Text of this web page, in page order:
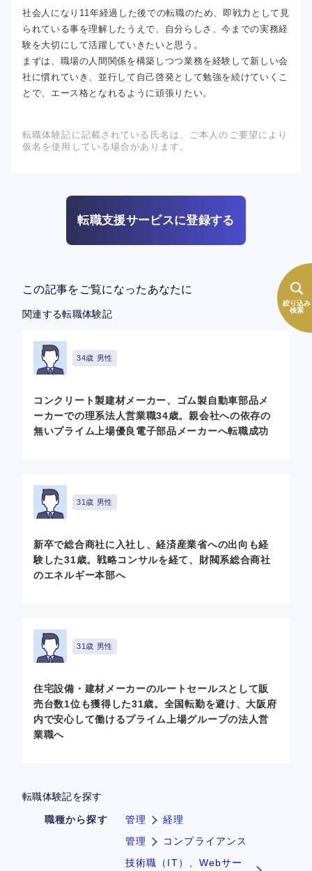
絞り込み
検索
社会人になり11年経過した後での転職のため、即戦力として見
られている事を理解したうえで、自分らしさ、今までの実務経
験を大切にして活躍していきたいと思う。
まずは、職場の人間関係を構築しつつ業務を経験して新しい会
社に慣れていき、並行して自己啓発として勉強を続けていくこ
とで、エース格となれるように頑張りたい。
転職体験記に記載されている氏名は、ご本人のご要望により
仮名を使用している場合があります。
転職支援サービスに登録する
この記事をご覧になったあなたに
関連する転職体験記
34歳 男性
コンクリート製建材メーカー、ゴム製自動車部品メ
ーカーでの理系法人営業職34歳。親会社への依存の
無いプライム上場優良電子部品メーカーへ転職成功
31歳 男性
新卒で総合商社に入社し、経済産業省への出向も経
験した31歳。戦略コンサルを経て、財閥系総合商社
のエネルギー本部へ
31歳 男性
住宅設備・建材メーカーのルートセールスとして販
売台数1位も獲得した31歳。全国転勤を避け、大阪府
内で安心して働けるプライム上場グループの法人営
業職へ
転職体験記を探す
職種から探す 管理
経理
管理
コンプライアンス
技術職（IT）、Webサー